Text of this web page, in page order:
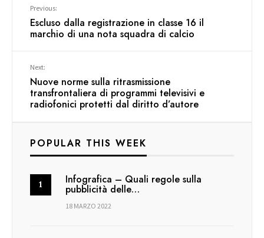
Previous:
Escluso dalla registrazione in classe 16 il
marchio di una nota squadra di calcio
Next:
Nuove norme sulla ritrasmissione
transfrontaliera di programmi televisivi e
radiofonici protetti dal diritto d’autore
POPULAR THIS WEEK
Infografica – Quali regole sulla
pubblicità delle…
18 MARZO 2022